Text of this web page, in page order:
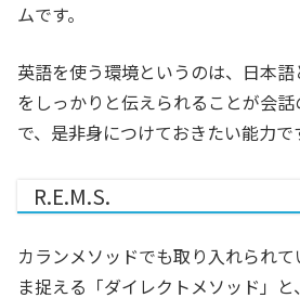
ムです。
英語を使う環境というのは、日本
をしっかりと伝えられることが会
で、是非身につけておきたい能力で
R.E.M.S.
カランメソッドでも取り入れられ
ま捉える「ダイレクトメソッド」